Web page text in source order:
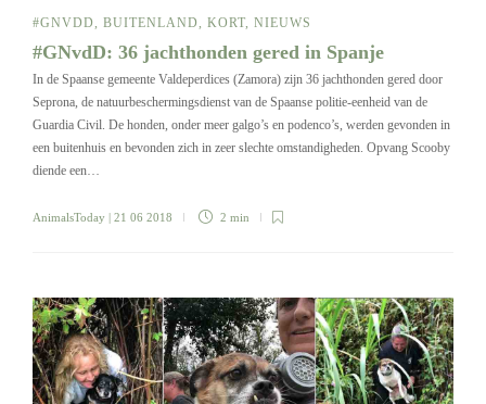
#GNVDD, BUITENLAND, KORT, NIEUWS
#GNvdD: 36 jachthonden gered in Spanje
In de Spaanse gemeente Valdeperdices (Zamora) zijn 36 jachthonden gered door
Seprona, de natuurbeschermingsdienst van de Spaanse politie-eenheid van de
Guardia Civil. De honden, onder meer galgo’s en podenco’s, werden gevonden in
een buitenhuis en bevonden zich in zeer slechte omstandigheden. Opvang Scooby
diende een…
AnimalsToday | 21 06 2018 2 min